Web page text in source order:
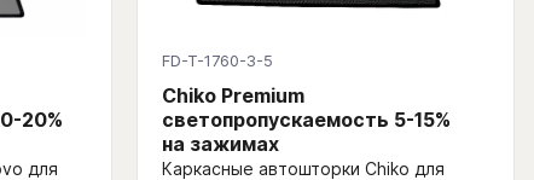
20%
для
FD-T-1760-3-5
Chiko Premium
светопропускаемость 5-15%
на зажимах
Каркасные автошторки Chiko для